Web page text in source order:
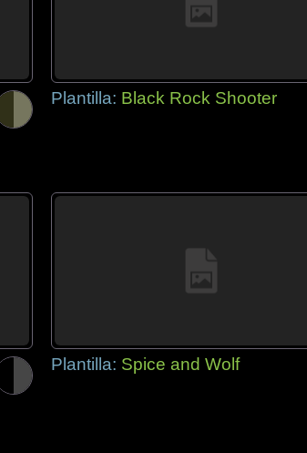
Plantilla: Black Rock Shooter
Plantilla: Spice and Wolf